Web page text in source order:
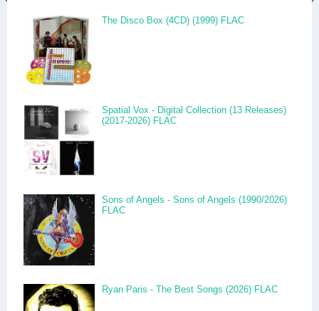
The Disco Box (4CD) (1999) FLAC
Spatial Vox - Digital Collection (13 Releases)
(2017-2026) FLAC
Sons of Angels - Sons of Angels (1990/2026)
FLAC
Ryan Paris - The Best Songs (2026) FLAC